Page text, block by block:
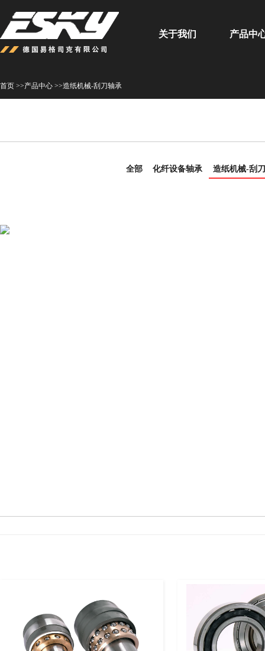
关于我们 产品中
首页 >>产品中心 >>造纸机械-刮刀轴承
全部 化纤设备轴承 造纸机械-刮